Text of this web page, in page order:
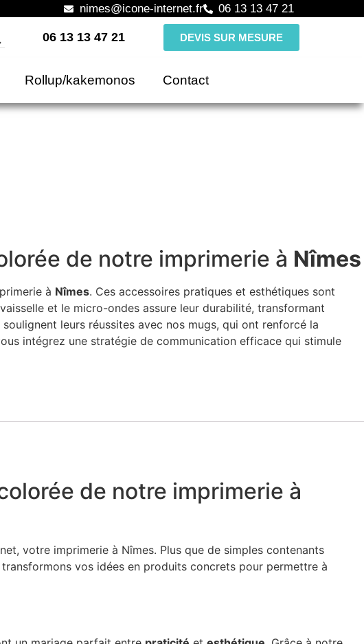
nimes@icone-internet.fr 06 13 13 47 21
06 13 13 47 21 DEVIS SUR MESURE
Rollup/kakemonos Contact
de notre imprimerie à Nîmes
à Nîmes. Ces accessoires pratiques et esthétiques sont
et le micro-ondes assure leur durabilité, transformant
leurs réussites avec nos mugs, qui ont renforcé la
intégrez une stratégie de communication efficace qui stimule
de notre imprimerie à
votre imprimerie à Nîmes. Plus que de simples contenants
vos idées en produits concrets pour permettre à